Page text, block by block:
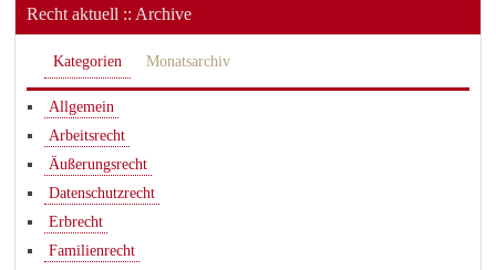
Recht aktuell :: Archive
Kategorien Monatsarchiv
Allgemein
Arbeitsrecht
Äußerungsrecht
Datenschutzrecht
Erbrecht
Familienrecht